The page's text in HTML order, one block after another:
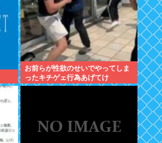
お前らが性欲のせいでやってしま
ったキチゲェ行為あげてけ